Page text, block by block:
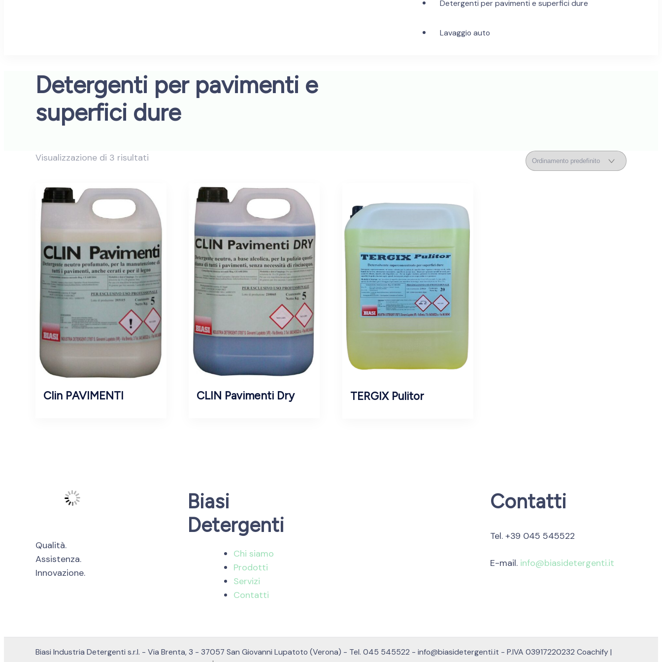
Detergenti per pavimenti e superfici dure
Lavaggio auto
Detergenti per pavimenti e
superfici dure
Visualizzazione di 3 risultati
Clin PAVIMENTI CLIN Pavimenti Dry TERGIX Pulitor
Qualità.
Assistenza.
Innovazione.
Biasi
Detergenti
Chi siamo
Prodotti
Servizi
Contatti
Contatti
Tel. +39 045 545522
E-mail. info@biasidetergenti.it
Biasi Industria Detergenti s.r.l. - Via Brenta, 3 - 37057 San Giovanni Lupatoto (Verona) - Tel. 045 545522 - info@biasidetergenti.it - P.IVA 03917220232 Coachify |